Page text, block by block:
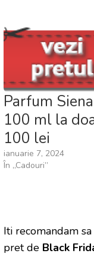
Parfum Siena
100 ml la
100 lei
ianuarie 7, 2024
În „Cadouri”
Iti recomandam
pret de Black